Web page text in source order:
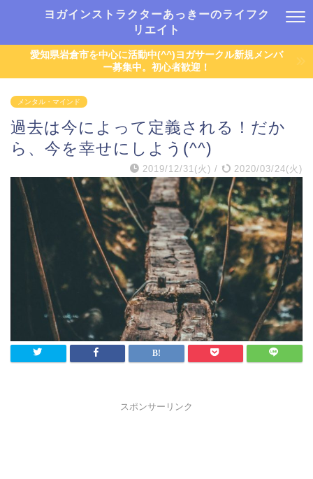
ヨガインストラクターあっきーのライフク
リエイト
愛知県岩倉市を中心に活動中(^^)ヨガサークル新規メンバ
ー募集中。初心者歓迎！
メンタル・マインド
過去は今によって定義される！だか
ら、今を幸せにしよう(^^)
2019/12/31(火) / 2020/03/24(火)
スポンサーリンク